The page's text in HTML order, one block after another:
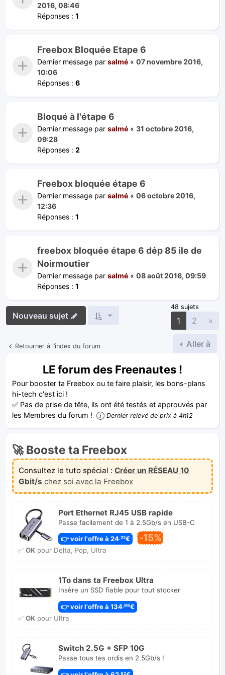
2016, 08:46
Réponses : 1
Freebox Bloquée Etape 6
Dernier message par salmé « 07 novembre 2016,
10:06
Réponses : 6
Bloqué à l'étape 6
Dernier message par salmé « 31 octobre 2016,
09:28
Réponses : 2
Freebox bloquée étape 6
Dernier message par salmé « 06 octobre 2016,
12:36
Réponses : 1
freebox bloquée étape 6 dép 85 ile de
Noirmoutier
Dernier message par salmé « 08 août 2016, 09:59
Réponses : 1
Nouveau sujet
48 sujets
1 2 »
Retourner à l’index du forum Aller à
LE forum des Freenautes !
Pour booster ta Freebox ou te faire plaisir, les bons-plans
hi-tech c'est ici !
✅ Pas de prise de tête, ils ont été testés et approuvés par
les Membres du forum !
Dernier relevé de prix à 4h12
🚀 Booste ta Freebox
Consultez le tuto spécial : Créer un RÉSEAU 10
Gbit/s chez soi avec la Freebox
Port Ethernet RJ45 USB rapide
Passe facilement de 1 à 2.5Gb/s en USB-C
👉 voir l'offre à 24 ,22€ -15%
✅ OKpour Delta, Pop, Ultra
1To dans ta Freebox Ultra
Insère un SSD fiable pour tout stocker
👉 voir l'offre à 134 ,99€
✅ OKpour Ultra
Switch 2.5G + SFP 10G
Passe tous tes ordis en 2.5Gb/s !
,82